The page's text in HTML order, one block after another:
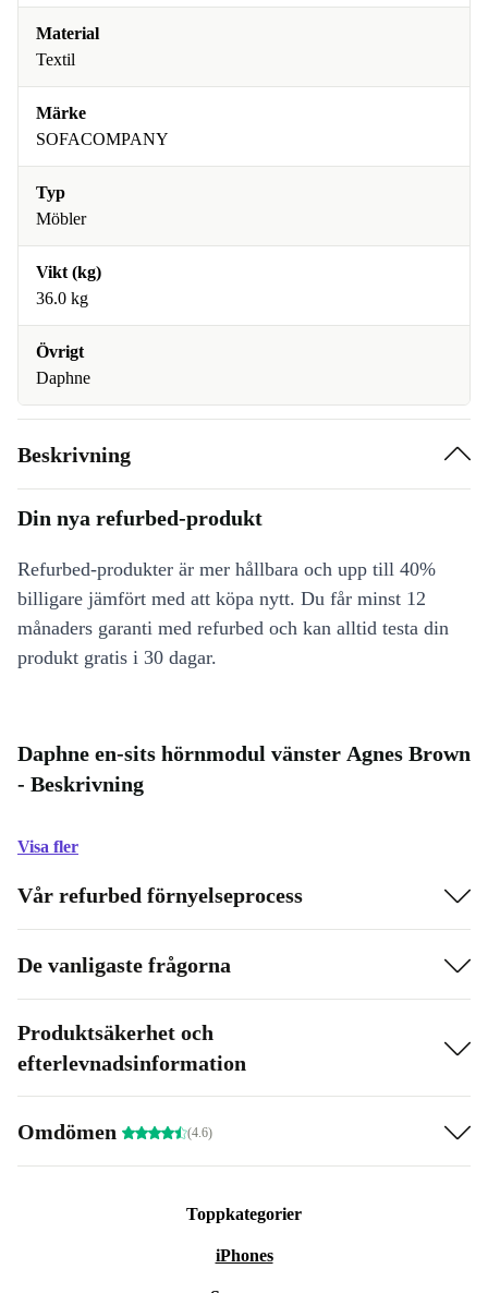
Material
Textil
Märke
SOFACOMPANY
Typ
Möbler
Vikt (kg)
36.0 kg
Övrigt
Daphne
Beskrivning
Din nya refurbed-produkt
Refurbed-produkter är mer hållbara och upp till 40%
billigare jämfört med att köpa nytt. Du får minst 12
månaders garanti med refurbed och kan alltid testa din
produkt gratis i 30 dagar.
Daphne en-sits hörnmodul vänster Agnes Brown
- Beskrivning
Visa fler
Vår refurbed förnyelseprocess
De vanligaste frågorna
Produktsäkerhet och
efterlevnadsinformation
Omdömen (4.6)
Toppkategorier
iPhones